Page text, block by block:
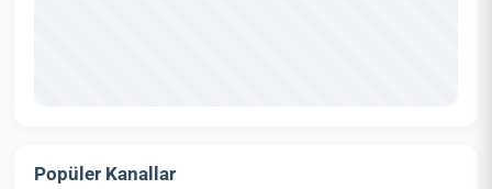
Popüler Kanallar